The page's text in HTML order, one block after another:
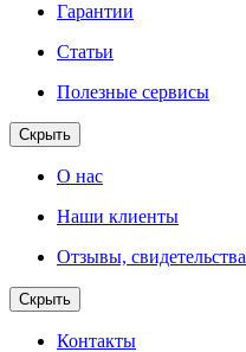
Гарантии
Статьи
Полезные сервисы
Скрыть
О нас
Наши клиенты
Отзывы,
Скрыть
Контакты